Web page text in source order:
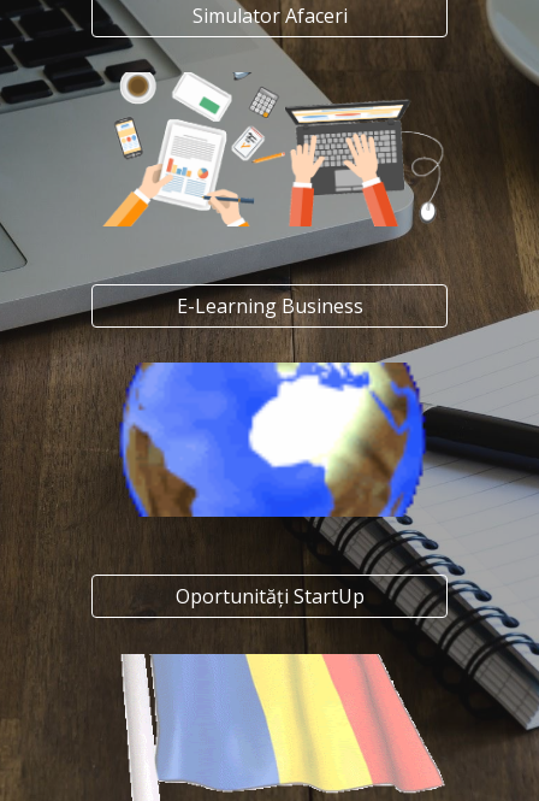
Simulator Afaceri
E-Learning Business
Oportunități StartUp